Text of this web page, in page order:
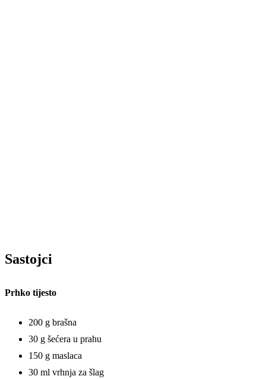
Sastojci
Prhko tijesto
200 g brašna
30 g šećera u prahu
150 g maslaca
30 ml vrhnja za šlag